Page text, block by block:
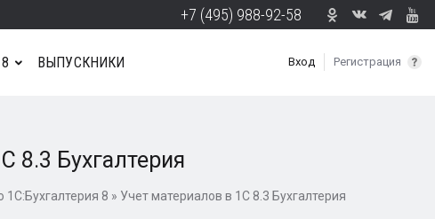
+7 (495) 988-92-58
Вход Регистрация
ВЫПУСКНИКИ
8.3 Бухгалтерия
8 » Учет материалов в 1С 8.3 Бухгалтерия